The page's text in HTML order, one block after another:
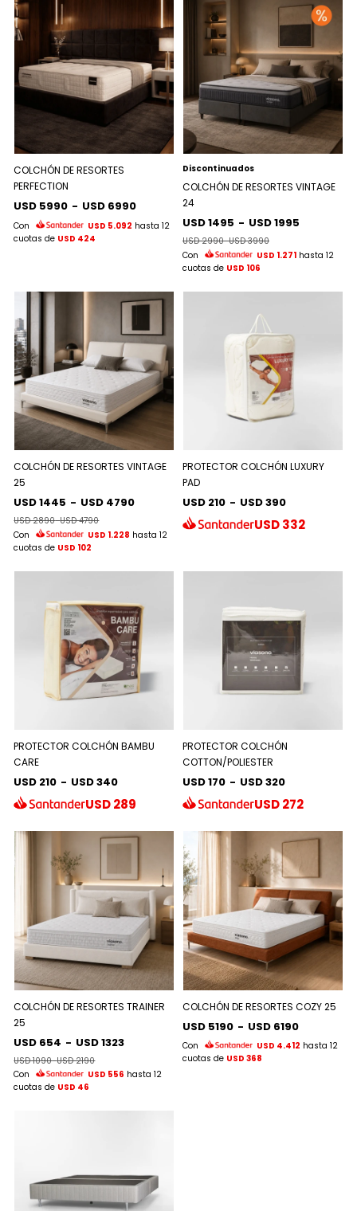
COLCHÓN DE RESORTES
PERFECTION
USD 5990 - USD 6990
Con USD 5.092 hasta 12
cuotas de USD 424
Discontinuados
COLCHÓN DE RESORTES VINTAGE
24
USD 1495 - USD 1995
USD 2990-USD 3990
Con
USD 1.271 hasta 12
cuotas de USD 106
COLCHÓN DE RESORTES VINTAGE
25
USD 1445 - USD 4790
USD 2890-USD 4790
Con
USD 1.228 hasta 12
cuotas de USD 102
PROTECTOR COLCHÓN LUXURY
PAD
USD 210 - USD 390
USD332
PROTECTOR COLCHÓN BAMBU
CARE
USD 210 - USD 340
USD289
PROTECTOR COLCHÓN
COTTON/POLIESTER
USD 170 - USD 320
USD272
COLCHÓN DE RESORTES TRAINER
25
USD 654 - USD 1323
USD 1090-USD 2190
Con
USD 556 hasta 12
cuotas de USD 46
COLCHÓN DE RESORTES COZY 25
USD 5190 - USD 6190
Con USD 4.412 hasta 12
cuotas de USD 368